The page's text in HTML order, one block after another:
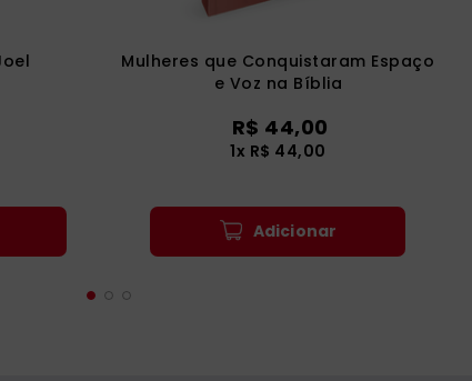
Mulheres que Conquistaram Espaço
e Voz na Bíblia
R$ 44,00
1x R$ 44,00
Adicionar